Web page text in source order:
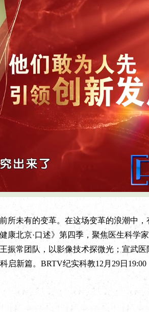
l
a
c
k
a
t
未有的变革。在这场变革的浪潮中，
康北京·口述》第四季，聚焦医生科学
振常团队，以影像技术探微光；宣武
新篇。BRTV纪实科教12月29日19:00